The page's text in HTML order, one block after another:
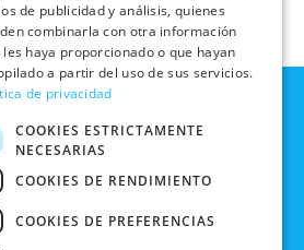
EN
de publicidad y análisis, quienes
combinarla con otra información
les haya proporcionado o que hayan
a partir del uso de sus servicios.
de privacidad
COOKIES ESTRICTAMENTE
NECESARIAS
COOKIES DE RENDIMIENTO
COOKIES DE PREFERENCIAS